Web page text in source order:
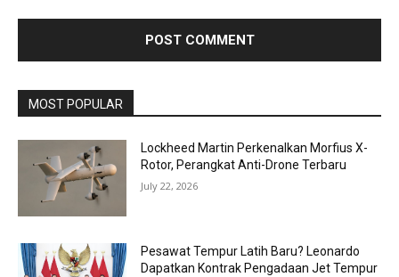
MOST POPULAR
Lockheed Martin Perkenalkan Morfius X-
Rotor, Perangkat Anti-Drone Terbaru
July 22, 2026
Pesawat Tempur Latih Baru? Leonardo
Dapatkan Kontrak Pengadaan Jet Tempur